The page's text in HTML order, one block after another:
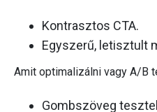
Kontrasztos CTA.
Egyszerű, letisztult
Amit optimalizálni vagy A/B
Gombszöveg